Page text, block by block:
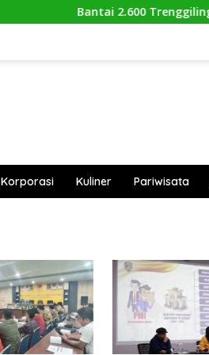
Bantai 2.600 Trenggiling
Korporasi Kuliner Pariwisata